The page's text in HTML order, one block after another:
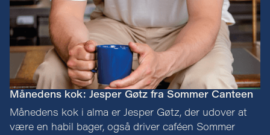
Eat Real Be Real
Graziano
Nadine Levy Redzepi
Planetarisk Kogebog
Månedens kok: Jesper Gøtz fra Sommer Canteen
Månedens kok i alma er Jesper Gøtz, der udover at
være en habil bager, også driver caféen Sommer